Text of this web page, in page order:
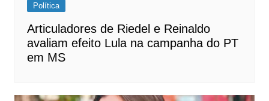
Política
Articuladores de Riedel e Reinaldo
avaliam efeito Lula na campanha do PT
em MS